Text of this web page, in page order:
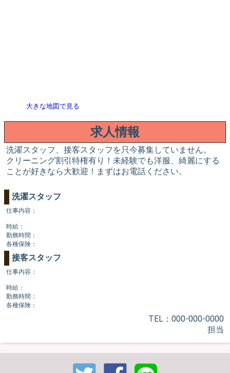
大きな地図で見る
求人情報
洗濯スタッフ、接客スタッフを只今募集していません。
クリーニング割引特権有り！未経験でも洋服、綺麗にする
ことが好きなら大歓迎！まずはお電話ください。
洗濯スタッフ
仕事内容：
時給：
勤務時間：
各種保険：
接客スタッフ
仕事内容：
時給：
勤務時間：
各種保険：
TEL：000-000-0000
担当